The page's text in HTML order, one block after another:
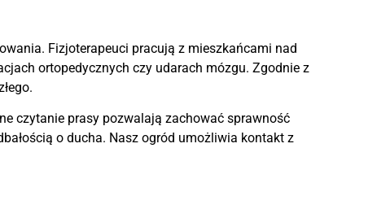
Fizjoterapeuci pracują z mieszkańcami nad
ortopedycznych czy udarach mózgu. Zgodnie z
czytanie prasy pozwalają zachować sprawność
o ducha. Nasz ogród umożliwia kontakt z